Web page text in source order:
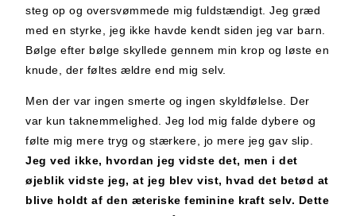
steg op og oversvømmede mig fuldstændigt. Jeg græd
med en styrke, jeg ikke havde kendt siden jeg var barn.
Bølge efter bølge skyllede gennem min krop og løste en
knude, der føltes ældre end mig selv.
Men der var ingen smerte og ingen skyldfølelse. Der
var kun taknemmelighed. Jeg lod mig falde dybere og
følte mig mere tryg og stærkere, jo mere jeg gav slip.
Jeg ved ikke, hvordan jeg vidste det, men i det
øjeblik vidste jeg, at jeg blev vist, hvad det betød at
blive holdt af den æteriske feminine kraft selv. Dette